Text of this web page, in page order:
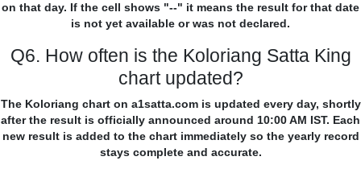
on that day. If the cell shows "--" it means the result for that date
is not yet available or was not declared.
Q6. How often is the Koloriang Satta King
chart updated?
The Koloriang chart on a1satta.com is updated every day, shortly
after the result is officially announced around 10:00 AM IST. Each
new result is added to the chart immediately so the yearly record
stays complete and accurate.